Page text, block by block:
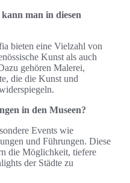
man in diesen
bieten eine Vielzahl von
Kunst als auch
gehören Malerei,
die die Kunst und
in den Museen?
Events wie
und Führungen. Diese
die Möglichkeit, tiefere
der Städte zu